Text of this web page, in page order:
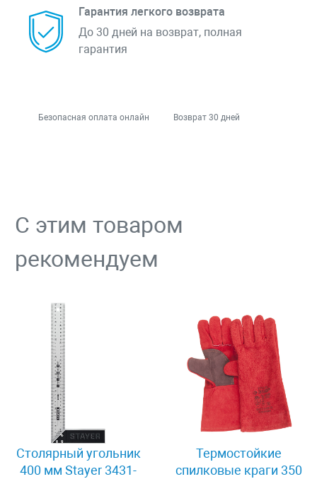
Гарантия легкого возврата
До 30 дней на возврат, полная
гарантия
Безопасная оплата онлайн Возврат 30 дней
С этим товаром
рекомендуем
Столярный угольник
400 мм Stayer 3431-
Термостойкие
спилковые краги 350